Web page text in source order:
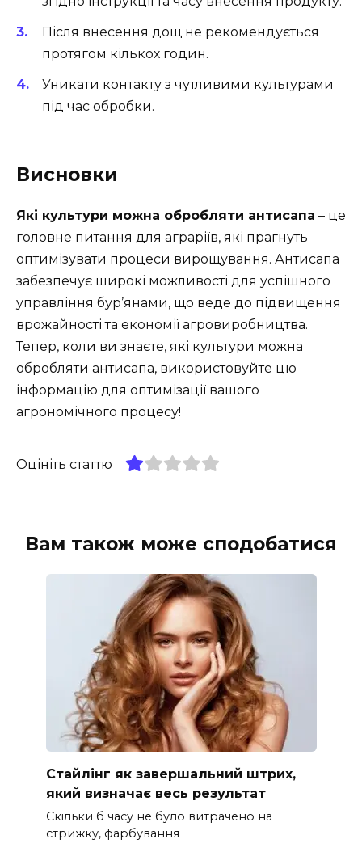
Після внесення дощ не рекомендується
протягом кількох годин.
Уникати контакту з чутливими культурами
під час обробки.
Висновки
Які культури можна обробляти антисапа – це
головне питання для аграріїв, які прагнуть
оптимізувати процеси вирощування. Антисапа
забезпечує широкі можливості для успішного
управління бур’янами, що веде до підвищення
врожайності та економії агровиробництва.
Тепер, коли ви знаєте, які культури можна
обробляти антисапа, використовуйте цю
інформацію для оптимізації вашого
агрономічного процесу!
Оцініть статтю
Вам також може сподобатися
Стайлінг як завершальний штрих,
який визначає весь результат
Скільки б часу не було витрачено на
стрижку, фарбування